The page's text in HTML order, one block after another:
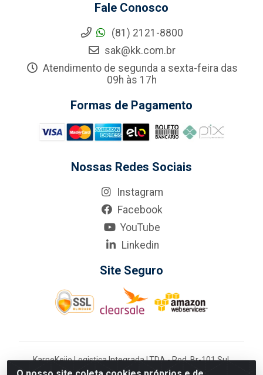
Fale Conosco
(81) 2121-8800
sak@kk.com.br
Atendimento de segunda a sexta-feira das
09h às 17h
Formas de Pagamento
Nossas Redes Sociais
Instagram
Facebook
YouTube
Linkedin
Site Seguro
KarneKeijo Logistica Integrada LTDA - Rod. Br-101 Sul,
nº3700 - Barro, Recife/PE, 50900-400 CNPJ: